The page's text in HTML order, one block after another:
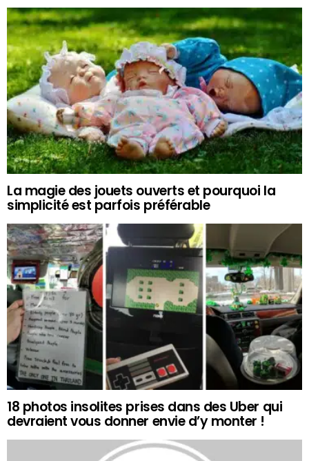
La magie des jouets ouverts et pourquoi la
simplicité est parfois préférable
18 photos insolites prises dans des Uber qui
devraient vous donner envie d’y monter !